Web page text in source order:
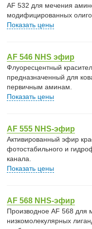
AF 532 для мечения
модифицированных
Показать цены
AF 546 NHS эфир
Флуоресцентный
предназначенный для
первичным аминам.
Показать цены
AF 555 NHS-эфир
Активированный эфир
фотостабильного и
канала.
Показать цены
AF 568 NHS-эфир
Производное AF 568 для
низкомолекулярных